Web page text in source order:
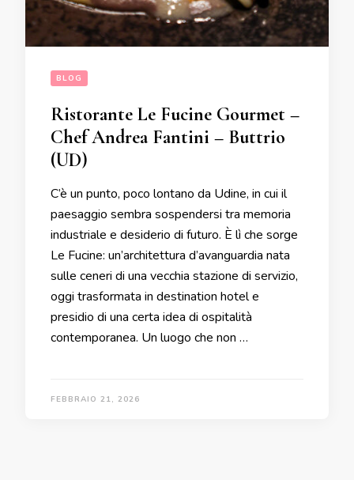
BLOG
Ristorante Le Fucine Gourmet –
Chef Andrea Fantini – Buttrio
(UD)
C’è un punto, poco lontano da Udine, in cui il
paesaggio sembra sospendersi tra memoria
industriale e desiderio di futuro. È lì che sorge
Le Fucine: un’architettura d’avanguardia nata
sulle ceneri di una vecchia stazione di servizio,
oggi trasformata in destination hotel e
presidio di una certa idea di ospitalità
contemporanea. Un luogo che non …
FEBBRAIO 21, 2026